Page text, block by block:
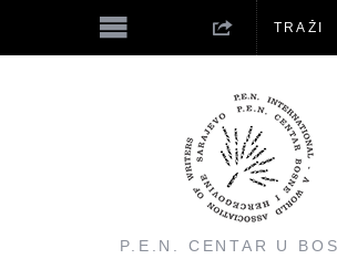
P.E.N. CENTAR U